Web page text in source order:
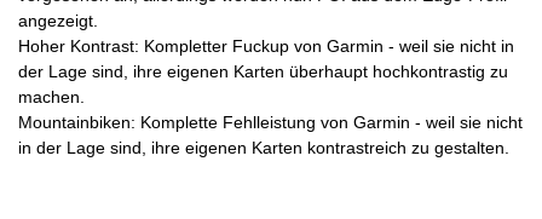
angezeigt.
Hoher Kontrast: Kompletter Fuckup von Garmin - weil sie nicht in
der Lage sind, ihre eigenen Karten überhaupt hochkontrastig zu
machen.
Mountainbiken: Komplette Fehlleistung von Garmin - weil sie nicht
in der Lage sind, ihre eigenen Karten kontrastreich zu gestalten.